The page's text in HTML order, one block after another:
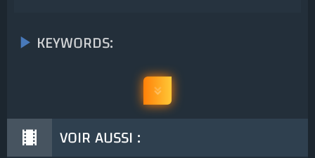
KEYWORDS:
VOIR AUSSI :